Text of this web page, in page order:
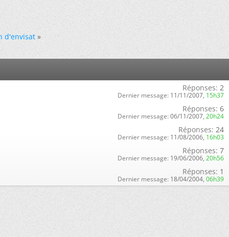
d'envisat »
Réponses: 2
Dernier message: 11/11/2007, 15h37
Réponses: 6
Dernier message: 06/11/2007, 20h24
Réponses: 24
Dernier message: 11/08/2006, 16h03
Réponses: 7
Dernier message: 19/06/2006, 20h56
Réponses: 1
Dernier message: 18/04/2004, 06h39